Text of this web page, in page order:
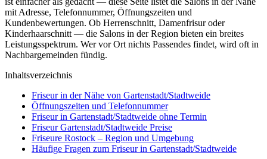
mit Adresse, Telefonnummer, Öffnungszeiten und
Kundenbewertungen. Ob Herrenschnitt, Damenfrisur oder
Kinderhaarschnitt — die Salons in der Region bieten ein breites
Leistungsspektrum. Wer vor Ort nichts Passendes findet, wird oft in
Nachbargemeinden fündig.
Inhaltsverzeichnis
Friseur in der Nähe von Gartenstadt/Stadtweide
Öffnungszeiten und Telefonnummer
Friseur in Gartenstadt/Stadtweide ohne Termin
Friseur Gartenstadt/Stadtweide Preise
Friseure Rostock – Region und Umgebung
Häufige Fragen zum Friseur in Gartenstadt/Stadtweide